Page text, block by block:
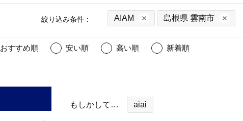
絞り込み条件： AIAM 島根県 雲南市
おすすめ順 安い順 高い順 新着順
もしかして… aiai